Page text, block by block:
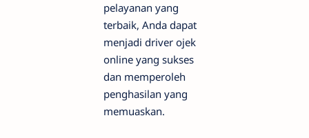
pelayanan yang
terbaik, Anda dapat
menjadi driver ojek
online yang sukses
dan memperoleh
penghasilan yang
memuaskan.